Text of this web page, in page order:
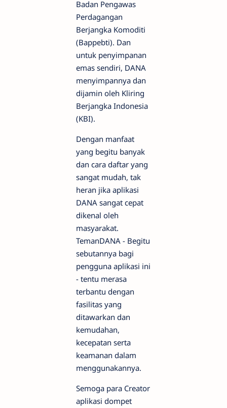
Badan Pengawas
Perdagangan
Berjangka Komoditi
(Bappebti). Dan
untuk penyimpanan
emas sendiri, DANA
menyimpannya dan
dijamin oleh Kliring
Berjangka Indonesia
(KBI).
Dengan manfaat
yang begitu banyak
dan cara daftar yang
sangat mudah, tak
heran jika aplikasi
DANA sangat cepat
dikenal oleh
masyarakat.
TemanDANA - Begitu
sebutannya bagi
pengguna aplikasi ini
- tentu merasa
terbantu dengan
fasilitas yang
ditawarkan dan
kemudahan,
kecepatan serta
keamanan dalam
menggunakannya.
Semoga para Creator
aplikasi dompet